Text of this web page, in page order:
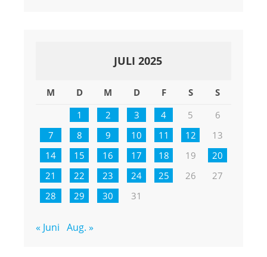
JULI 2025
M D M D F S
S
1
2 3 4 5
6
7
8 9 10 11 12
13
14
15 16 17 18 19
20
21
22 23 24 25 26
27
28
29 30 31
« Juni Aug. »